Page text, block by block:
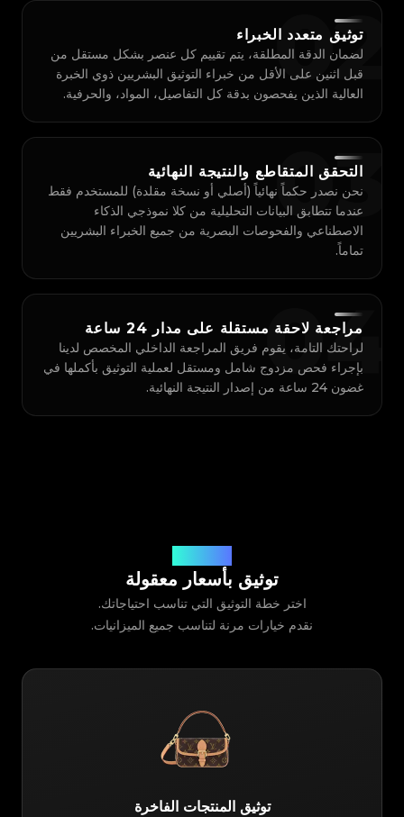
02
توثيق متعدد الخبراء
لضمان الدقة المطلقة، يتم تقييم كل عنصر بشكل مستقل من
قبل اثنين على الأقل من خبراء التوثيق البشريين ذوي الخبرة
العالية الذين يفحصون بدقة كل التفاصيل، المواد، والحرفية.
03التحقق المتقاطع والنتيجة النهائية
نحن نصدر حكماً نهائياً (أصلي أو نسخة مقلدة) للمستخدم فقط
عندما تتطابق البيانات التحليلية من كلا نموذجي الذكاء
الاصطناعي والفحوصات البصرية من جميع الخبراء البشريين
تماماً.
04
مراجعة لاحقة مستقلة على مدار 24 ساعة
لراحتك التامة، يقوم فريق المراجعة الداخلي المخصص لدينا
بإجراء فحص مزدوج شامل ومستقل لعملية التوثيق بأكملها في
غضون 24 ساعة من إصدار النتيجة النهائية.
توثيق بأسعار معقولة
اختر خطة التوثيق التي تناسب احتياجاتك.
نقدم خيارات مرنة لتناسب جميع الميزانيات.
توثيق المنتجات الفاخرة